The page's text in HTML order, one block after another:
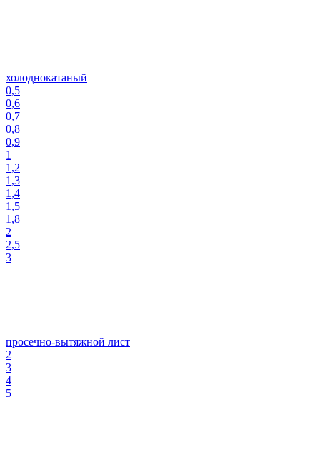
холоднокатаный
0,5
0,6
0,7
0,8
0,9
1
1,2
1,3
1,4
1,5
1,8
2
2,5
3
просечно-вытяжной лист
2
3
4
5